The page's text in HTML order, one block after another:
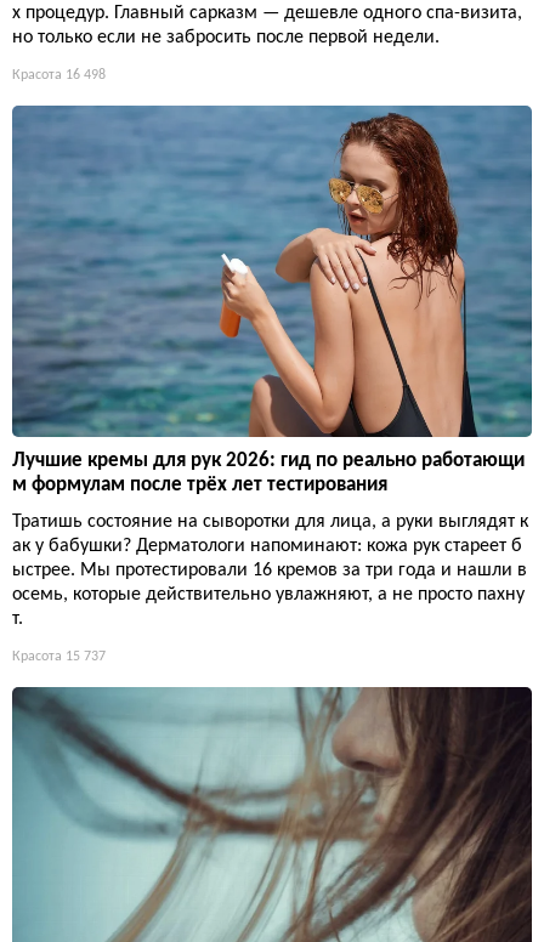
х процедур. Главный сарказм — дешевле одного спа-визита,
но только если не забросить после первой недели.
Красота 16 498
Лучшие кремы для рук 2026: гид по реально работающи
м формулам после трёх лет тестирования
Тратишь состояние на сыворотки для лица, а руки выглядят к
ак у бабушки? Дерматологи напоминают: кожа рук стареет б
ыстрее. Мы протестировали 16 кремов за три года и нашли в
осемь, которые действительно увлажняют, а не просто пахну
т.
Красота 15 737